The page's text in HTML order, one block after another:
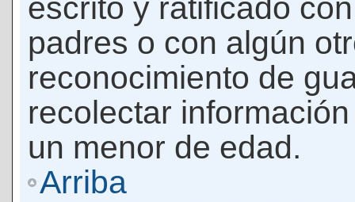
escrito y ratificado
padres o con algún
reconocimiento de
recolectar
un menor de edad.
Arriba